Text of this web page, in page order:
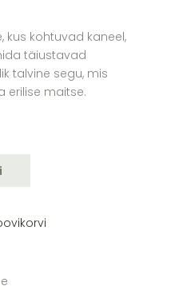
kohtuvad kaneel,
täiustavad
talvine segu, mis
erilise maitse.
quantity